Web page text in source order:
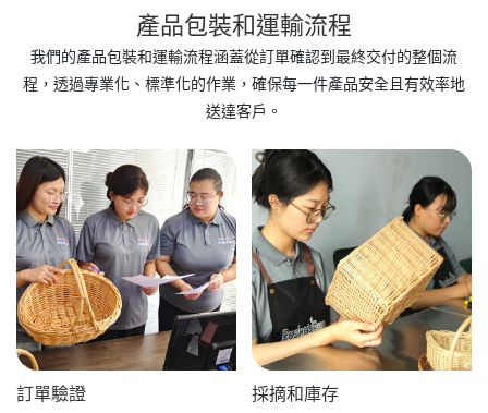
產品包裝​​和運輸流程
我們的產品包裝和運輸流程涵蓋從訂單確認到最終交付的整個流
程，透過專業化、標準化的作業，確保每一件產品安全且有效率地
送達客戶。
訂單驗證 採摘和庫存